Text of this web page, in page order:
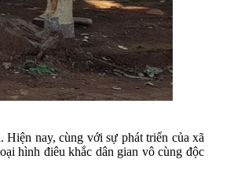
Hiện nay, cùng với sự phát triển của xã
hình điêu khắc dân gian vô cùng độc